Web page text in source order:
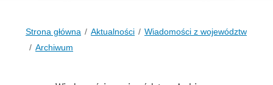
Strona główna Aktualności
Wiadomości z województw
Archiwum